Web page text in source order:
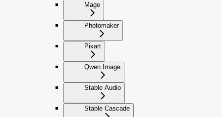
Mage
Photomaker
Pixart
Qwen Image
Stable Audio
Stable Cascade